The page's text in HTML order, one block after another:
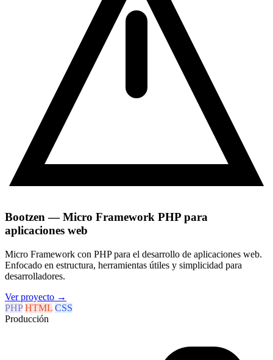
Bootzen — Micro Framework PHP para
aplicaciones web
Micro Framework con PHP para el desarrollo de aplicaciones web.
Enfocado en estructura, herramientas útiles y simplicidad para
desarrolladores.
Ver proyecto →
PHP HTML CSS
Producción